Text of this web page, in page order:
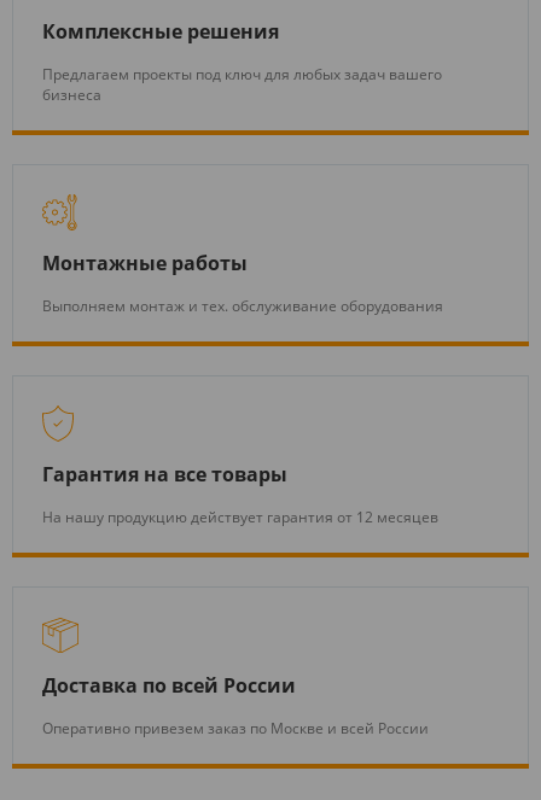
Комплексные решения
Предлагаем проекты под ключ для любых задач вашего
бизнеса
Монтажные работы
Выполняем монтаж и тех. обслуживание оборудования
Гарантия на все товары
На нашу продукцию действует гарантия от 12 месяцев
Доставка по всей России
Оперативно привезем заказ по Москве и всей России